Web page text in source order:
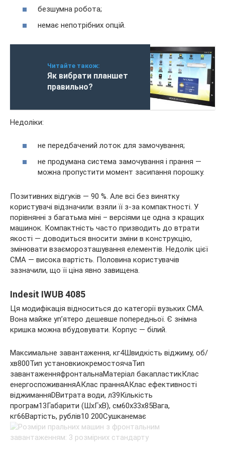
безшумна робота;
немає непотрібних опцій.
Читайте також:
Як вибрати планшет
правильно?
Недоліки:
не передбачений лоток для замочування;
не продумана система замочування і прання —
можна пропустити момент засипання порошку.
Позитивних відгуків — 90 %. Але всі без винятку
користувачі відзначили: взяли її з-за компактності. У
порівнянні з багатьма міні – версіями це одна з кращих
машинок. Компактність часто призводить до втрати
якості — доводиться вносити зміни в конструкцію,
змінювати взаєморозташування елементів. Недолік цієї
СМА — висока вартість. Половина користувачів
зазначили, що її ціна явно завищена.
Indesit IWUB 4085
Ця модифікація відноситься до категорії вузьких СМА.
Вона майже уп’ятеро дешевше попередньої. Є знімна
кришка можна вбудовувати. Корпус — білий.
Максимальне завантаження, кг4Швидкість віджиму, об/
хв800Тип установкиокремостоячаТип
завантаженняфронтальнаМатеріал бакапластикКлас
енергоспоживанняАКлас пранняАКлас ефективності
віджиманняDВитрата води, л39Кількість
програм13Габарити (ШхГхВ), см60x33x85Вага,
кг66Вартість, рублів10 200Сушканемає